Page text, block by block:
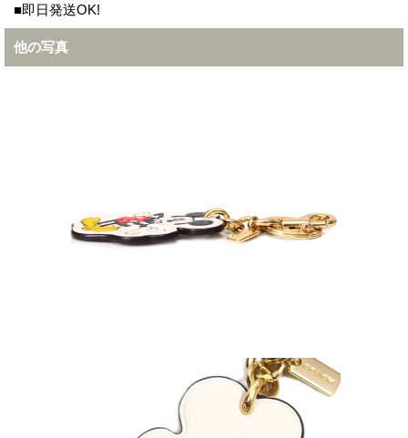
■即日発送OK!
他の写真